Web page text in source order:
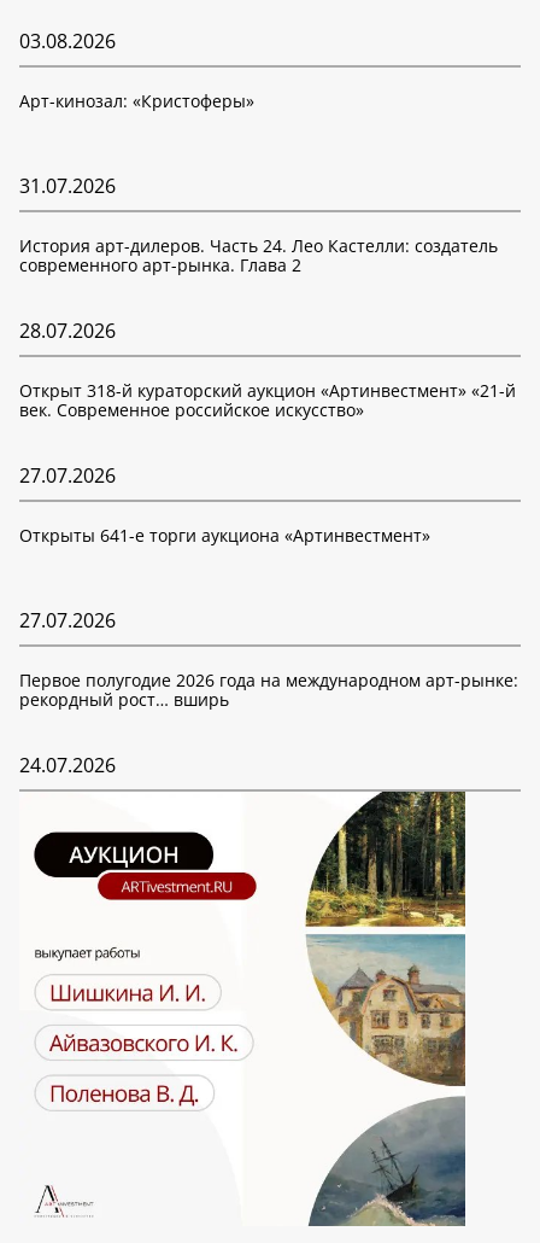
03.08.2026
Арт-кинозал: «Кристоферы»
31.07.2026
История арт-дилеров. Часть 24. Лео Кастелли: создатель
современного арт-рынка. Глава 2
28.07.2026
Открыт 318-й кураторский аукцион «Артинвестмент» «21-й
век. Современное российское искусство»
27.07.2026
Открыты 641-е торги аукциона «Артинвестмент»
27.07.2026
Первое полугодие 2026 года на международном арт-рынке:
рекордный рост… вширь
24.07.2026